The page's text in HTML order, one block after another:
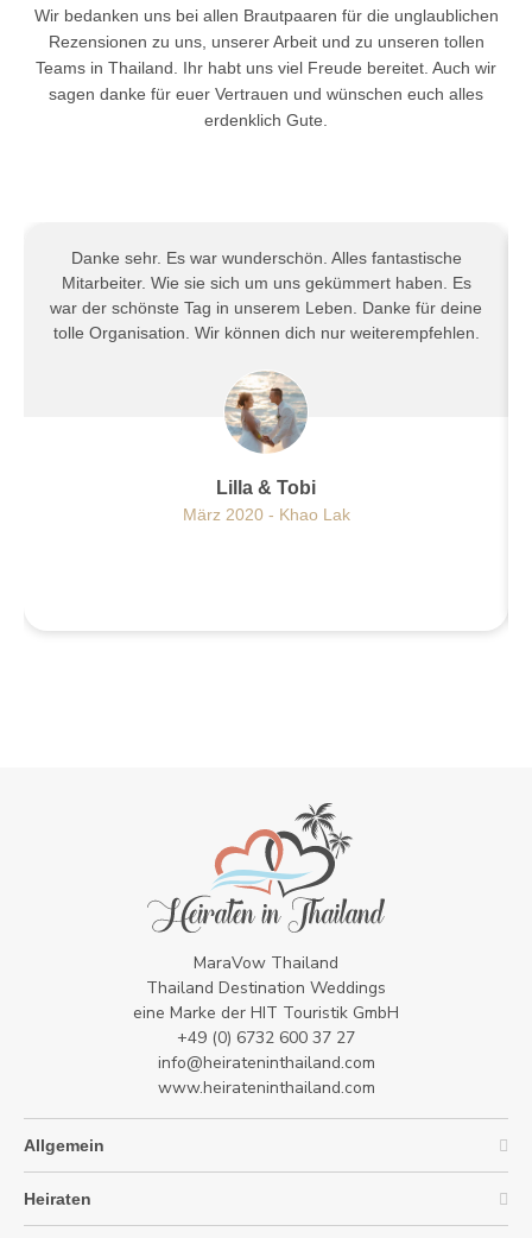
Wir bedanken uns bei allen Brautpaaren für die unglaublichen
Rezensionen zu uns, unserer Arbeit und zu unseren tollen
Teams in Thailand. Ihr habt uns viel Freude bereitet. Auch wir
sagen danke für euer Vertrauen und wünschen euch alles
erdenklich Gute.
Danke sehr. Es war wunderschön. Alles fantastische
Mitarbeiter. Wie sie sich um uns gekümmert haben. Es
war der schönste Tag in unserem Leben. Danke für deine
tolle Organisation. Wir können dich nur weiterempfehlen.
Lilla & Tobi
März 2020 - Khao Lak
MaraVow Thailand
Thailand Destination Weddings
eine Marke der HIT Touristik GmbH
+49 (0) 6732 600 37 27
info@heirateninthailand.com
www.heirateninthailand.com
Allgemein
Heiraten